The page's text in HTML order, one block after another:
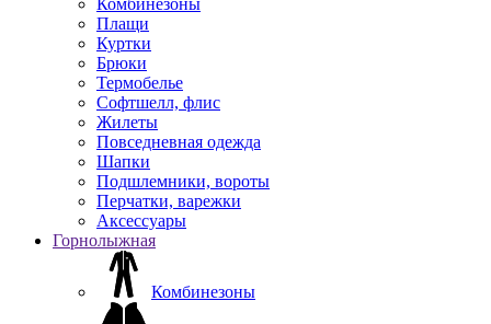
Плащи
Куртки
Брюки
Термобелье
Софтшелл, флис
Жилеты
Повседневная одежда
Шапки
Подшлемники, вороты
Перчатки, варежки
Аксессуары
Горнолыжная
Комбинезоны